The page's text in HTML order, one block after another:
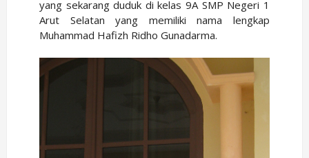
yang sekarang duduk di kelas 9A SMP Negeri 1
Arut Selatan yang memiliki nama lengkap
Muhammad Hafizh Ridho Gunadarma.